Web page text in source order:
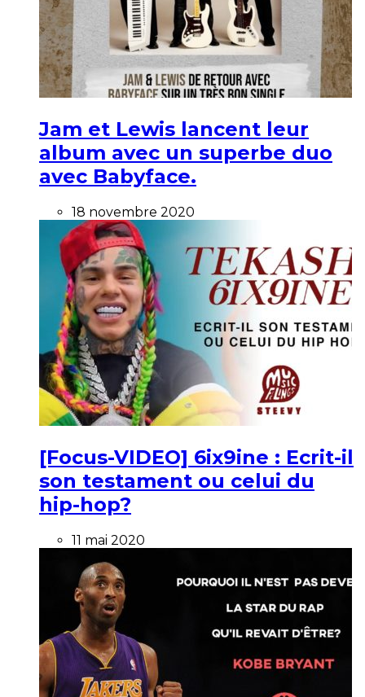
Jam et Lewis lancent leur
album avec un superbe duo
avec Babyface.
18 novembre 2020
[Focus-VIDEO] 6ix9ine : Ecrit-il
son testament ou celui du
hip-hop?
11 mai 2020